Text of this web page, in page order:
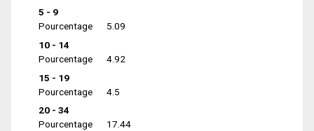
5 - 9
Pourcentage
5.09
10 - 14
Pourcentage
4.92
15 - 19
Pourcentage
4.5
20 - 34
Pourcentage
17.44